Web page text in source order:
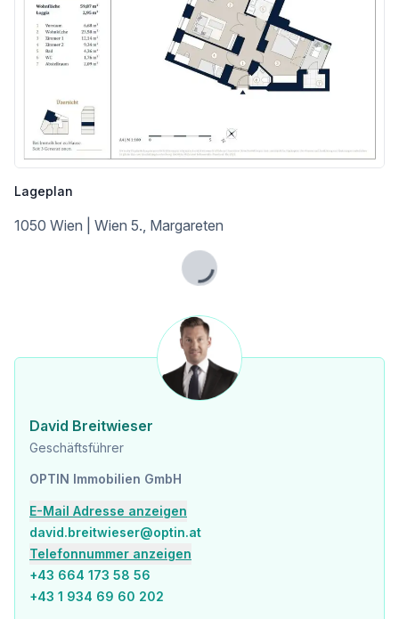
Lageplan
1050 Wien | Wien 5., Margareten
Lade...
David Breitwieser
Geschäftsführer
OPTIN Immobilien GmbH
E-Mail Adresse anzeigen
david.breitwieser@optin.at
Telefonnummer anzeigen
+43 664 173 58 56
+43 1 934 69 60 202